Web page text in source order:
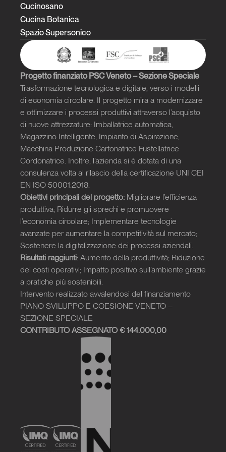
Cucinosano
Cucina Botanica
Spazio Supersonico
Progetto finanziato PSC Veneto – Sezione Speciale
Trasformazione tecnologica e digitale, verso i modelli
di economia circolare. Il progetto mira a modernizzare
e ottimizzare i processi produttivi attraverso l’acquisto
di nuove attrezzature: Imballatrice automatica,
Magazzino Intelligente, Impianto di Aspirazione,
Macchina Produzione Cartonatrice Fustellatrice
Cordonatrice. Inoltre, l’azienda si è dotata di una
consulenza volta al rilascio della certificazione UNI CEI
EN ISO 50001:2018.
Obiettivi principali del progetto: Migliorare l’efficienza
produttiva; Ridurre gli sprechi e promuovere
l’economia circolare; Implementare tecnologie
avanzate per aumentare la competitività sul mercato;
Sostenere la digitalizzazione dei processi aziendali.
Risultati raggiunti: Aumento della produttività; Riduzione
dei costi operativi; Impatto positivo sull’ambiente grazie
a pratiche più sostenibili.
Intervento realizzato avvalendosi del finanziamento
PIANO SVILUPPO E COESIONE VENETO –
SEZIONE SPECIALE
CONTRIBUTO ASSEGNATO € 144.000,00